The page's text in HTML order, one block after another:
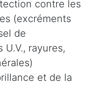
contre les
(excréments
de
rayures,
et de la